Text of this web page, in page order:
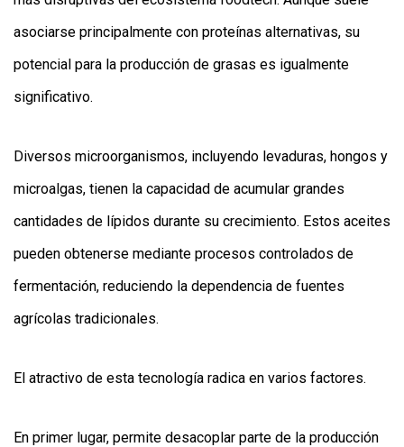
asociarse principalmente con proteínas alternativas, su
potencial para la producción de grasas es igualmente
significativo.
Diversos microorganismos, incluyendo levaduras, hongos y
microalgas, tienen la capacidad de acumular grandes
cantidades de lípidos durante su crecimiento. Estos aceites
pueden obtenerse mediante procesos controlados de
fermentación, reduciendo la dependencia de fuentes
agrícolas tradicionales.
El atractivo de esta tecnología radica en varios factores.
En primer lugar, permite desacoplar parte de la producción